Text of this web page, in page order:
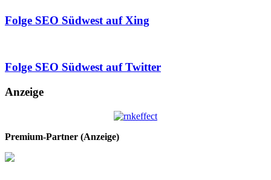
Folge SEO Südwest auf Xing
Folge SEO Südwest auf Twitter
Anzeige
Premium-Partner (Anzeige)